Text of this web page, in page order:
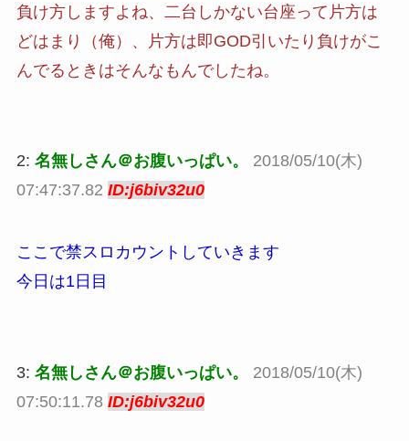
負け方しますよね、二台しかない台座って片方は
どはまり（俺）、片方は即GOD引いたり負けがこ
んでるときはそんなもんでしたね。
2: 名無しさん＠お腹いっぱい。
2018/05/10(木)
07:47:37.82 ID:j6biv32u0
ここで禁スロカウントしていきます
今日は1日目
3: 名無しさん＠お腹いっぱい。
2018/05/10(木)
07:50:11.78 ID:j6biv32u0